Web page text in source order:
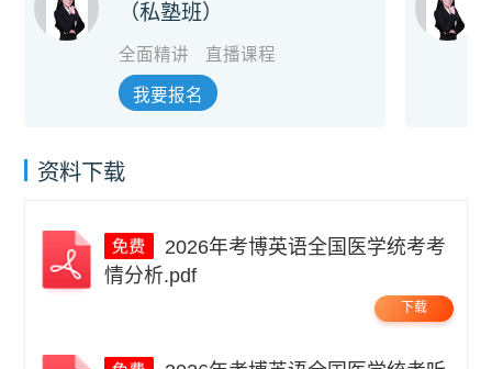
（私塾班）
全面精讲 直播课程
我要报名
资料下载
情分析.pdf
下载